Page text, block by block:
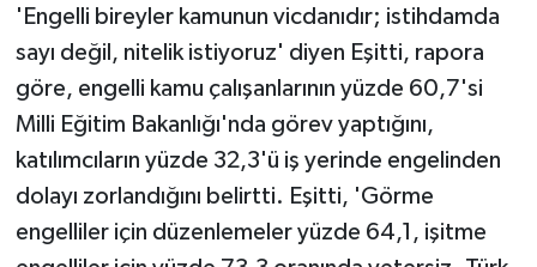
'Engelli bireyler kamunun vicdanıdır; istihdamda
sayı değil, nitelik istiyoruz' diyen Eşitti, rapora
göre, engelli kamu çalışanlarının yüzde 60,7'si
Milli Eğitim Bakanlığı'nda görev yaptığını,
katılımcıların yüzde 32,3'ü iş yerinde engelinden
dolayı zorlandığını belirtti. Eşitti, 'Görme
engelliler için düzenlemeler yüzde 64,1, işitme